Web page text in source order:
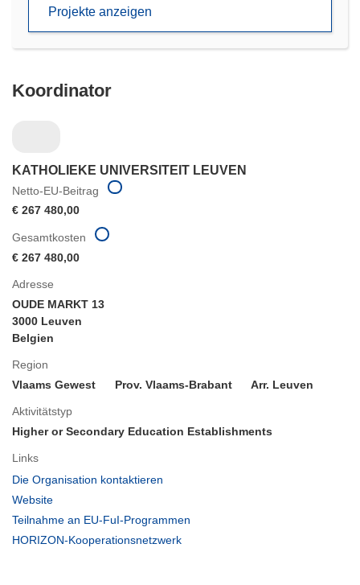
Projekte anzeigen
Koordinator
KATHOLIEKE UNIVERSITEIT LEUVEN
Netto-EU-Beitrag
€ 267 480,00
Adresse
OUDE MARKT 13
3000 Leuven
Belgien
Region
Vlaams Gewest
Prov. Vlaams-Brabant Arr. Leuven
Aktivitätstyp
Higher or Secondary Education Establishments
Links
Die Organisation kontaktieren
Website
in
Fenster)
Teilnahme an EU-FuI-Programmen
HORIZON-Kooperationsnetzwerk
Gesamtkosten
€ 267 480,00